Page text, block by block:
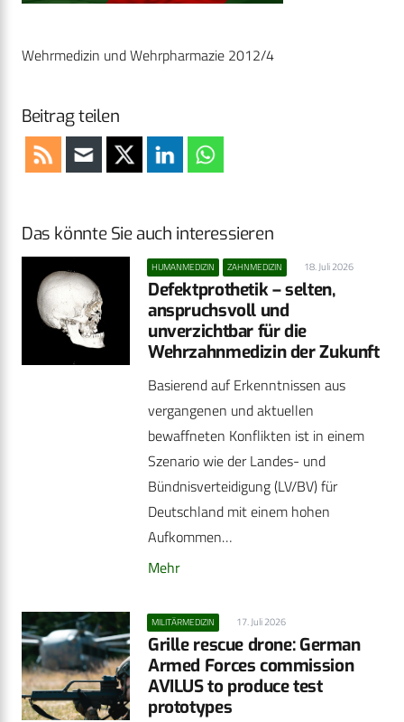
Wehrmedizin und Wehrpharmazie 2012/4
Beitrag teilen
Das könnte Sie auch interessieren
HUMANMEDIZIN ZAHNMEDIZIN 18. Juli 2026
Defektprothetik – selten,
anspruchsvoll und
unverzichtbar für die
Wehrzahnmedizin der Zukunft
Basierend auf Erkenntnissen aus
vergangenen und aktuellen
bewaffneten Konflikten ist in einem
Szenario wie der Landes- und
Bündnisverteidigung (LV/BV) für
Deutschland mit einem hohen
Aufkommen…
Mehr
MILITÄRMEDIZIN 17. Juli 2026
Grille rescue drone: German
Armed Forces commission
AVILUS to produce test
prototypes